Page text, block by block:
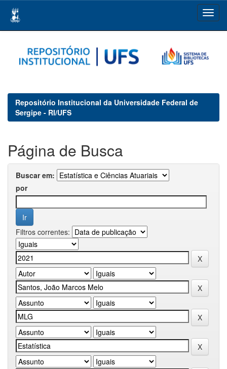
navigation
Repositório Institucional da Universidade Federal de
Sergipe - RI/UFS
Página de Busca
Buscar em:
por
Filtros correntes: